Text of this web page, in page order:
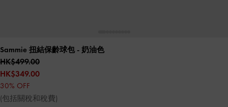
Sammie 扭結保齡球包 - 奶油色
HK$499.00
HK$349.00
30% OFF
(包括關稅和稅費)